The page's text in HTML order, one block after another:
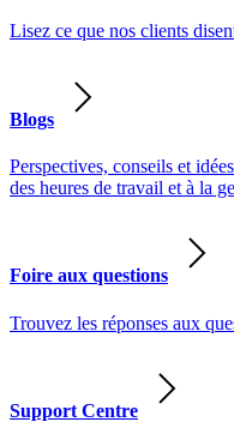
Lisez ce que nos clients
Blogs
Perspectives, conseils et
des heures de travail et à la
Foire aux questions
Trouvez les réponses aux
Support Centre